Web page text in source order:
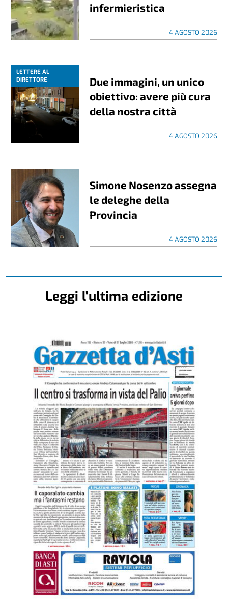
infermieristica
4 AGOSTO 2026
LETTERE AL
DIRETTORE
Due immagini, un unico
obiettivo: avere più cura
della nostra città
4 AGOSTO 2026
Simone Nosenzo assegna
le deleghe della
Provincia
4 AGOSTO 2026
Leggi l'ultima edizione